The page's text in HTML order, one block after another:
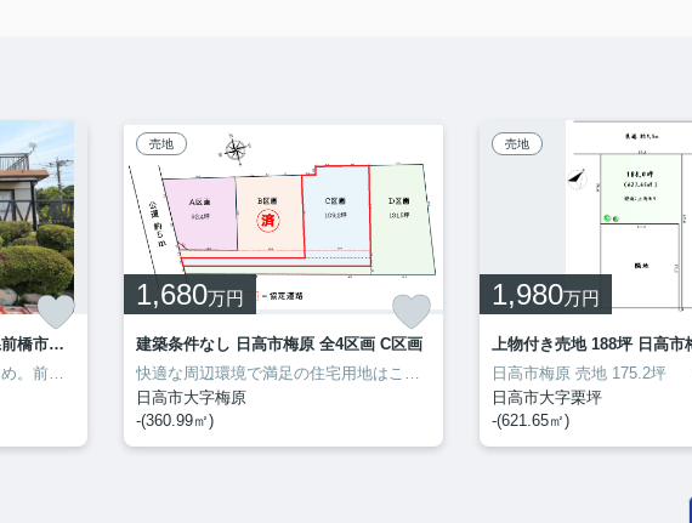
南向きで日当たり良し！群馬県前橋市鼻毛石町 中古戸建
こだわりで選びたい方におすすめ。前橋市エリアで住まいをお探しなら「南向きで日当たり良し！群馬県前橋市鼻毛石町 中古戸建」。中古の戸建て物件は幅広い年齢層の方からニーズがあります。土地面積は561.41㎡(公簿)でイチオシ。樋越付近の不動産情報をお探しの方は、
売地
1,680万円
建築条件なし 日高市梅原 全4区画 C区画
快適な周辺環境で満足の住宅用地はこちらです♪綺麗に整備された売地ですので、面倒な手入れなど必要ありません♪土地面積は360.99㎡(公簿)♪平坦な土地なので、擁壁・造成費用を抑えられます♪日高市の西武秩父線高麗周辺で土地を買うなら、0120-25-2996からいつでも埼玉開発までお問い合わせくださいませ(*´ω`*)
日高市大字梅原
-(360.99㎡)
売地
1,980万円
上物付き売地 188坪 日高市
日高市大字栗坪
-(621.65㎡)